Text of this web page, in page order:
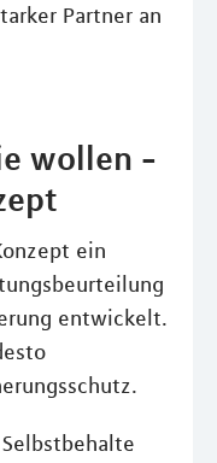
Partner an
wollen -
ein
entwickelt.